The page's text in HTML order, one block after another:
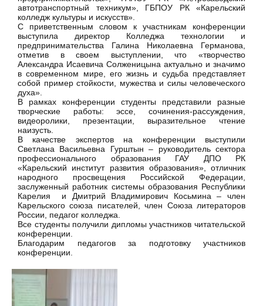
автотранспортный техникум», ГБПОУ РК «Карельский
колледж культуры и искусств».
С приветственным словом к участникам конференции
выступила директор Колледжа технологии и
предпринимательства Галина Николаевна Германова,
отметив в своем выступлении, что «творчество
Александра Исаевича Солженицына актуально и значимо
в современном мире, его жизнь и судьба представляет
собой пример стойкости, мужества и силы человеческого
духа».
В рамках конференции студенты представили разные
творческие работы: эссе, сочинения-рассуждения,
видеоролики, презентации, выразительное чтение
наизусть.
В качестве экспертов на конференции выступили
Светлана Васильевна Гурштын – руководитель сектора
профессионального образования ГАУ ДПО РК
«Карельский институт развития образования», отличник
народного просвещения Российской Федерации,
заслуженный работник системы образования Республики
Карелия и Дмитрий Владимирович Косьмина – член
Карельского союза писателей, член Союза литераторов
России, педагог колледжа.
Все студенты получили дипломы участников читательской
конференции.
Благодарим педагогов за подготовку участников
конференции.